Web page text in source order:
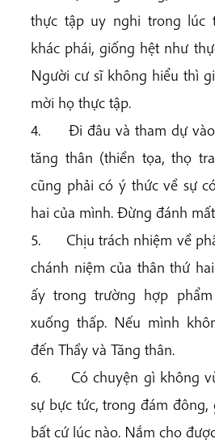
thực tập uy nghi trong lúc
khác phái, giống hệt như
Người cư sĩ không hiểu thì
mời họ thực tập.
4. Đi đâu và tham dự vào
tăng thân (thiền tọa, thọ
cũng phải có ý thức về sự
hai của mình. Đừng đánh
5. Chịu trách nhiệm về
chánh niệm của thân thứ
ấy trong trường hợp
xuống thấp. Nếu mình
đến Thầy và Tăng thân.
6. Có chuyện gì không
sự bực tức, trong đám
bất cứ lúc nào. Nắm cho